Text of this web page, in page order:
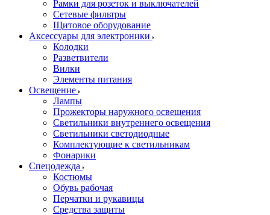
Рамки для розеток и выключателей
Сетевые фильтры
Щитовое оборудование
Аксессуары для электроники
Колодки
Разветвители
Вилки
Элементы питания
Освещение
Лампы
Прожекторы наружного освещения
Светильники внутреннего освещения
Светильники светодиодные
Комплектующие к светильникам
Фонарики
Спецодежда
Костюмы
Обувь рабочая
Перчатки и рукавицы
Средства защиты